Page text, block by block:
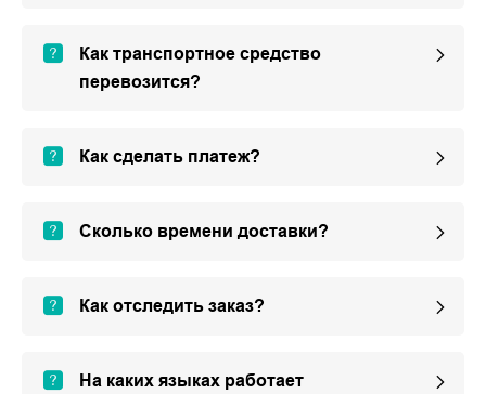
Как транспортное средство
перевозится?
Как сделать платеж?
Сколько времени доставки?
Как отследить заказ?
На каких языках работает